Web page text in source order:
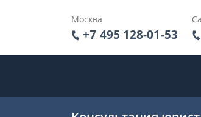
Москва
+7 495 128-01-53